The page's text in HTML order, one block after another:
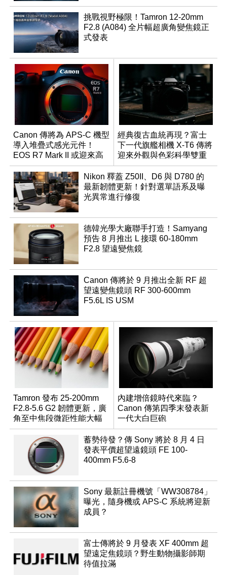
挑戰視野極限！Tamron 12-20mm
F2.8 (A084) 全片幅超廣角變焦鏡正
式發表
Canon 傳將為 APS-C 機型
導入堆疊式感光元件！
EOS R7 Mark II 或迎來高
速讀出升級
經典復古血統再現？富士
下一代旗艦相機 X-T6 傳將
迎來外觀與色彩科學雙重
優化
Nikon 釋蓋 Z50II、D6 與 D780 的
最新韌體更新！針對選單語系及曝
光異常進行修復
德韓光學大廠聯手打造！Samyang
預告 8 月推出 L 接環 60-180mm
F2.8 望遠變焦鏡
Canon 傳將於 9 月推出全新 RF 超
望遠變焦鏡頭 RF 300-600mm
F5.6L IS USM
Tamron 發布 25-200mm
F2.8-5.6 G2 韌體更新，廣
角至中焦段微距性能大幅
升級
內建增倍鏡時代來臨？
Canon 傳第四季末發表新
一代大白巨砲
蓄勢待發？傳 Sony 將於 8 月 4 日
發表平價超望遠鏡頭 FE 100-
400mm F5.6-8
Sony 最新註冊機號「WW308784」
曝光，隨身機或 APS-C 系統將迎新
成員？
富士傳將於 9 月發表 XF 400mm 超
望遠定焦鏡頭？野生動物攝影師期
待值拉滿